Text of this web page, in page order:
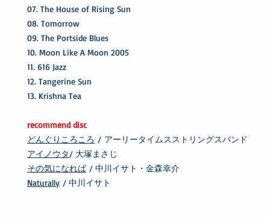
07. The House of Rising Sun
08. Tomorrow
09. The Portside Blues
10. Moon Like A Moon 2005
11. 616 Jazz
12. Tangerine Sun
13. Krishna Tea
recommend disc
どんぐりころころ / アーリータイムスストリングスバンド
アイノウタ/ 大塚まさじ
その気になれば/ 中川イサト・金森幸介
Naturally / 中川イサト